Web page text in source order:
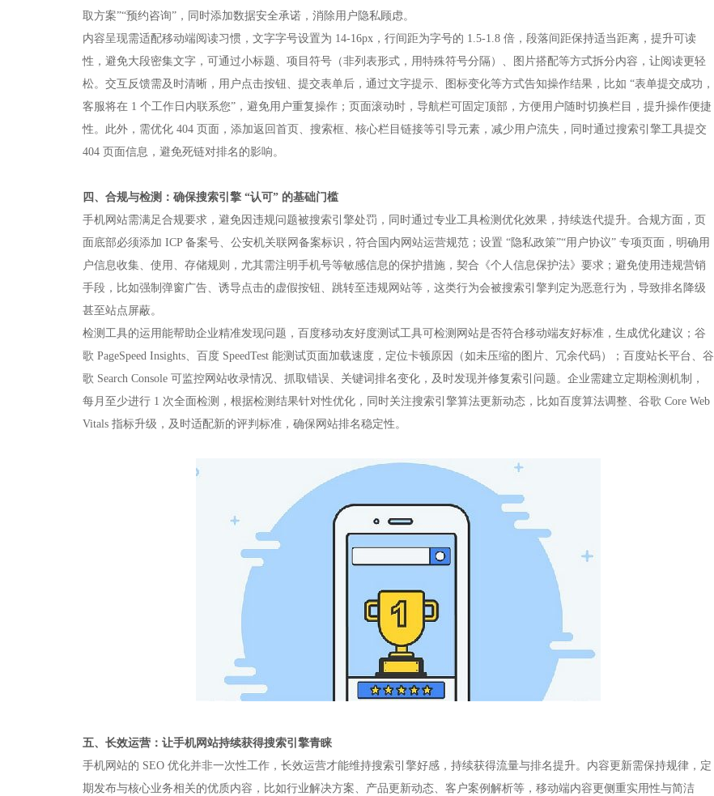
取方案”“预约咨询”，同时添加数据安全承诺，消除用户隐私顾虑。​
内容呈现需适配移动端阅读习惯，文字字号设置为 14-16px，行间距为字号的 1.5-1.8 倍，段落间距保持适当距离，提升可读
性，避免大段密集文字，可通过小标题、项目符号（非列表形式，用特殊符号分隔）、图片搭配等方式拆分内容，让阅读更轻
松。交互反馈需及时清晰，用户点击按钮、提交表单后，通过文字提示、图标变化等方式告知操作结果，比如 “表单提交成功，
客服将在 1 个工作日内联系您”，避免用户重复操作；页面滚动时，导航栏可固定顶部，方便用户随时切换栏目，提升操作便捷
性。此外，需优化 404 页面，添加返回首页、搜索框、核心栏目链接等引导元素，减少用户流失，同时通过搜索引擎工具提交
404 页面信息，避免死链对排名的影响。​
四、合规与检测：确保搜索引擎 “认可” 的基础门槛​
手机网站需满足合规要求，避免因违规问题被搜索引擎处罚，同时通过专业工具检测优化效果，持续迭代提升。合规方面，页
面底部必须添加 ICP 备案号、公安机关联网备案标识，符合国内网站运营规范；设置 “隐私政策”“用户协议” 专项页面，明确用
户信息收集、使用、存储规则，尤其需注明手机号等敏感信息的保护措施，契合《个人信息保护法》要求；避免使用违规营销
手段，比如强制弹窗广告、诱导点击的虚假按钮、跳转至违规网站等，这类行为会被搜索引擎判定为恶意行为，导致排名降级
甚至站点屏蔽。​
检测工具的运用能帮助企业精准发现问题，百度移动友好度测试工具可检测网站是否符合移动端友好标准，生成优化建议；谷
歌 PageSpeed Insights、百度 Speed​​Test 能测试页面加载速度，定位卡顿原因（如未压缩的图片、冗余代码）；百度站长平台、谷
歌 Search Console 可监控网站收录情况、抓取错误、关键词排名变化，及时发现并修复索引问题。企业需建立定期检测机制，
每月至少进行 1 次全面检测，根据检测结果针对性优化，同时关注搜索引擎算法更新动态，比如百度算法调整、谷歌 Core Web
Vitals 指标升级，及时适配新的评判标准，确保网站排名稳定性。​
五、长效运营：让手机网站持续获得搜索引擎青睐​
手机网站的 SEO 优化并非一次性工作，长效运营才能维持搜索引擎好感，持续获得流量与排名提升。内容更新需保持规律，定
期发布与核心业务相关的优质内容，比如行业解决方案、产品更新动态、客户案例解析等，移动端内容更侧重实用性与简洁